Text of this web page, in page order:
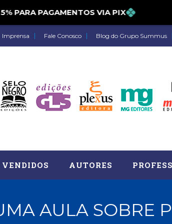
PARA PAGAMENTOS VIA PIX
Imprensa Fale Conosco Blog do Grupo Summus
AUTORES
AULA SOBRE